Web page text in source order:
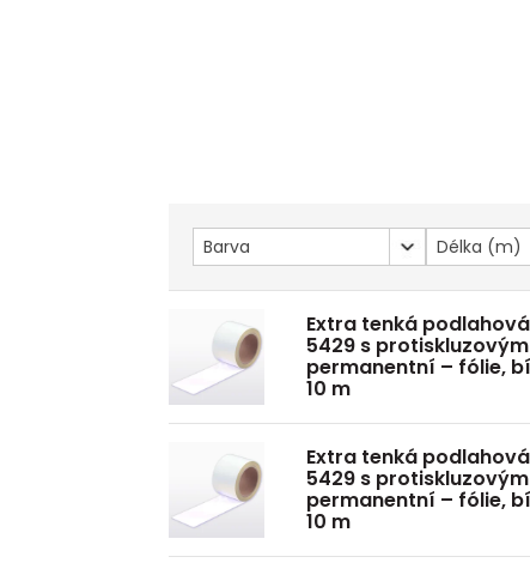
Barva Délka (m)
Extra tenká
5429 s
permanentní – fólie,
10 m
Extra tenká
5429 s
permanentní – fólie,
10 m